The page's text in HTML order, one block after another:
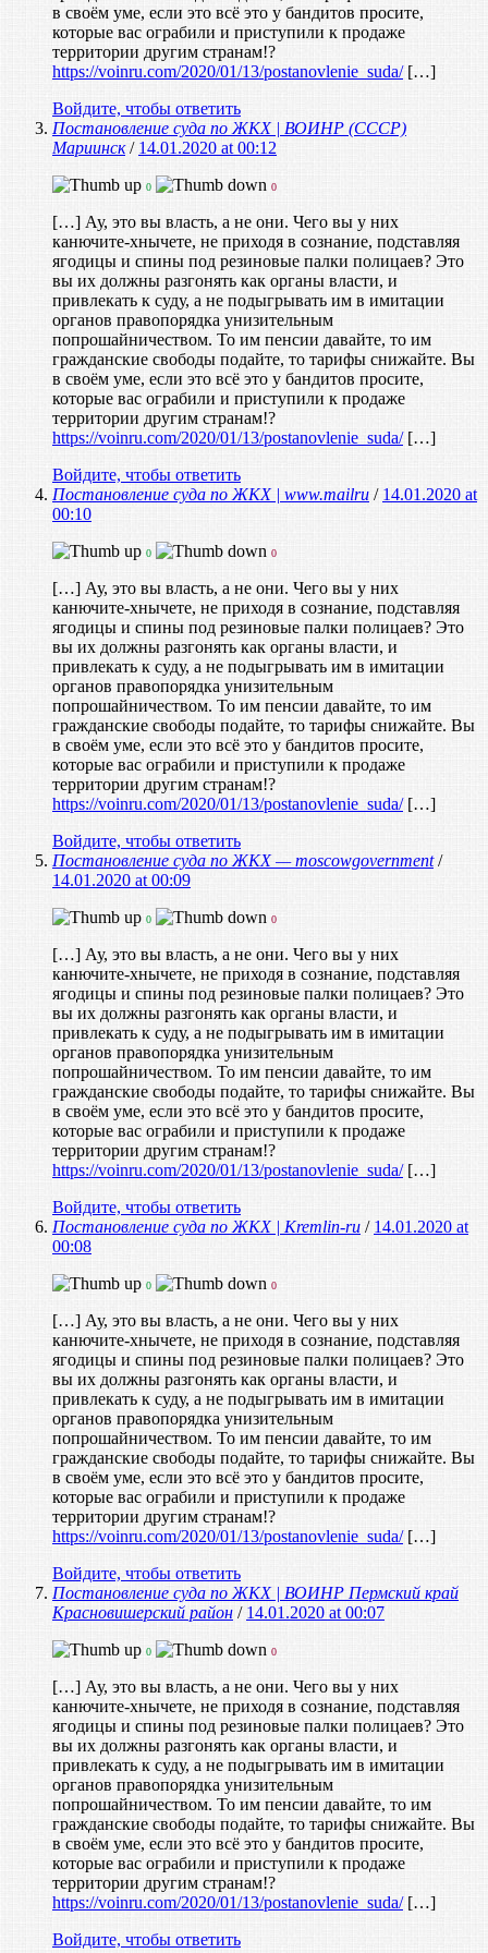
в своём уме, если это всё это у бандитов просите,
которые вас ограбили и приступили к продаже
территории другим странам!?
https://voinru.com/2020/01/13/postanovlenie_suda/[…]
Войдите, чтобы ответить
Постановление суда по ЖКХ | ВОИНР (СССР)
Мариинск/ 14.01.2020 at 00:12
0 0
[…] Ау, это вы власть, а не они. Чего вы у них
канючите-хнычете, не приходя в сознание, подставляя
ягодицы и спины под резиновые палки полицаев? Это
вы их должны разгонять как органы власти, и
привлекать к суду, а не подыгрывать им в имитации
органов правопорядка унизительным
попрошайничеством. То им пенсии давайте, то им
гражданские свободы подайте, то тарифы снижайте. Вы
в своём уме, если это всё это у бандитов просите,
которые вас ограбили и приступили к продаже
территории другим странам!?
https://voinru.com/2020/01/13/postanovlenie_suda/[…]
Войдите, чтобы ответить
Постановление суда по ЖКХ | www.mailru / 14.01.2020 at
00:10
0 0
[…] Ау, это вы власть, а не они. Чего вы у них
канючите-хнычете, не приходя в сознание, подставляя
ягодицы и спины под резиновые палки полицаев? Это
вы их должны разгонять как органы власти, и
привлекать к суду, а не подыгрывать им в имитации
органов правопорядка унизительным
попрошайничеством. То им пенсии давайте, то им
гражданские свободы подайте, то тарифы снижайте. Вы
в своём уме, если это всё это у бандитов просите,
которые вас ограбили и приступили к продаже
территории другим странам!?
https://voinru.com/2020/01/13/postanovlenie_suda/[…]
Войдите, чтобы ответить
Постановление суда по ЖКХ — moscowgovernment/
14.01.2020 at 00:09
0 0
[…] Ау, это вы власть, а не они. Чего вы у них
канючите-хнычете, не приходя в сознание, подставляя
ягодицы и спины под резиновые палки полицаев? Это
вы их должны разгонять как органы власти, и
привлекать к суду, а не подыгрывать им в имитации
органов правопорядка унизительным
попрошайничеством. То им пенсии давайте, то им
гражданские свободы подайте, то тарифы снижайте. Вы
в своём уме, если это всё это у бандитов просите,
которые вас ограбили и приступили к продаже
территории другим странам!?
https://voinru.com/2020/01/13/postanovlenie_suda/[…]
Войдите, чтобы ответить
Постановление суда по ЖКХ | Kremlin-ru / 14.01.2020 at
00:08
0 0
[…] Ау, это вы власть, а не они. Чего вы у них
канючите-хнычете, не приходя в сознание, подставляя
ягодицы и спины под резиновые палки полицаев? Это
вы их должны разгонять как органы власти, и
привлекать к суду, а не подыгрывать им в имитации
органов правопорядка унизительным
попрошайничеством. То им пенсии давайте, то им
гражданские свободы подайте, то тарифы снижайте. Вы
в своём уме, если это всё это у бандитов просите,
которые вас ограбили и приступили к продаже
территории другим странам!?
https://voinru.com/2020/01/13/postanovlenie_suda/[…]
Войдите, чтобы ответить
Постановление суда по ЖКХ | ВОИНР Пермский край
Красновишерский район / 14.01.2020 at 00:07
0 0
[…] Ау, это вы власть, а не они. Чего вы у них
канючите-хнычете, не приходя в сознание, подставляя
ягодицы и спины под резиновые палки полицаев? Это
вы их должны разгонять как органы власти, и
привлекать к суду, а не подыгрывать им в имитации
органов правопорядка унизительным
попрошайничеством. То им пенсии давайте, то им
гражданские свободы подайте, то тарифы снижайте. Вы
в своём уме, если это всё это у бандитов просите,
которые вас ограбили и приступили к продаже
территории другим странам!?
https://voinru.com/2020/01/13/postanovlenie_suda/[…]
Войдите, чтобы ответить